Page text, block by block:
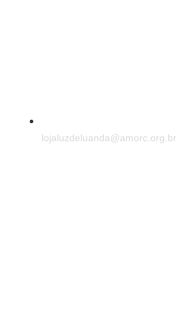
lojaluzdeluanda@amorc.org.br